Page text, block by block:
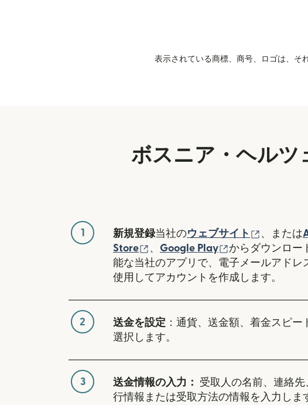
表示されている商標、商号、ロゴは、そ
ボスニア・ヘルツ
1 新規登録当社のウェブサイト （別ウィ
、または
Store
（別ウィンドウで開きます）
、 Google Play （別ウィンドウ
からダウンロー
能な当社のアプリで、電子メールアドレ
使用してアカウントを作成します。
2 送金を設定 ：通貨、送金額、着金スピー
選択します。
3 送金情報の入力：
受取人の名前、連絡先
行情報または受取方法の情報を入力しま